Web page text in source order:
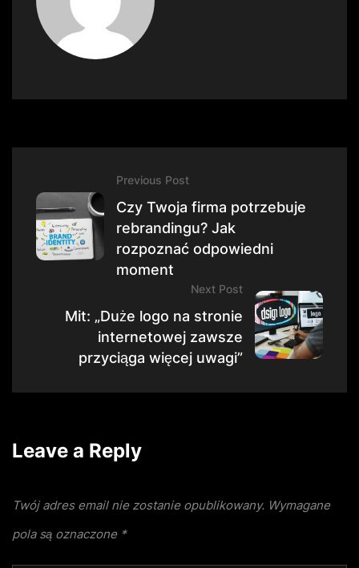
Previous Post
Czy Twoja firma potrzebuje
rebrandingu? Jak
rozpoznać odpowiedni
moment
Next Post
Mit: „Duże logo na stronie
internetowej zawsze
przyciąga więcej uwagi”
Leave a Reply
Twój adres email nie zostanie opublikowany. Wymagane
pola są oznaczone *